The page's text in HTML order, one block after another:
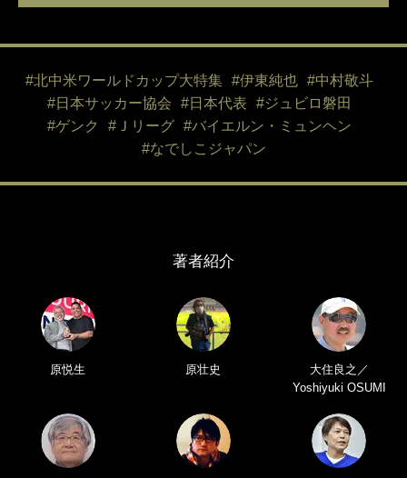
#北中米ワールドカップ大特集 #伊東純也
#中村敬斗
#日本サッカー協会
#日本代表
#ジュビロ磐田
#ゲンク
#Ｊリーグ
#バイエルン・ミュンヘン
#なでしこジャパン
著者紹介
原悦生 原壮史
大住良之／
Yoshiyuki OSUMI